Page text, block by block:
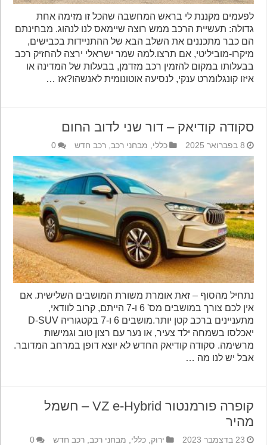
לפעמים מקננת לי בראש המחשבה שהכל זו מזימה אחת
גדולה: תעשיית הרכב ממש רוצה שיימאס לנו לנהוג. מבחינתם
הם כבר מתכננים את השלב הבא של ההתניידות בכבישים,
מיקרו-מוביליטי, אם תרצו.למה שמר ישראלי ירצה להחזיק רכב
בבעלותו במקום להזמין רכב מזדמן, בבעלות של המדינה או
איזו קונגלומרט ענקי, לנסיעה אוטונומית לאנשהו?אז …
סקודה קודיאק – דור שני לדוב החום
8 בפברואר 2025 כללי,מבחני רכב,רכב חדש 0
נתחיל מהסוף – זאת אומרת משורת המושבים השלישית. אם
אין לכם צורך במושבים מס' 6 ו-7 הייתם, קרוב לוודאי,
מתעניינים ברכב קטן יותר.מושבים 6 ו-7 בקטגוריה D-SUV
יאכלסו בשמחה ילד צעיר, או נער עם רצון טוב וגמישות
מרשימה. סקודה קודיאק החדש לא יוצא דופן במרחב המדובר.
אבל יש לנו מה …
קופרה פורמנטור VZ e-Hybrid – חשמל
מהיר
23 בדצמבר 2023 ירוק,כללי,מבחני רכב,רכב חדש 0